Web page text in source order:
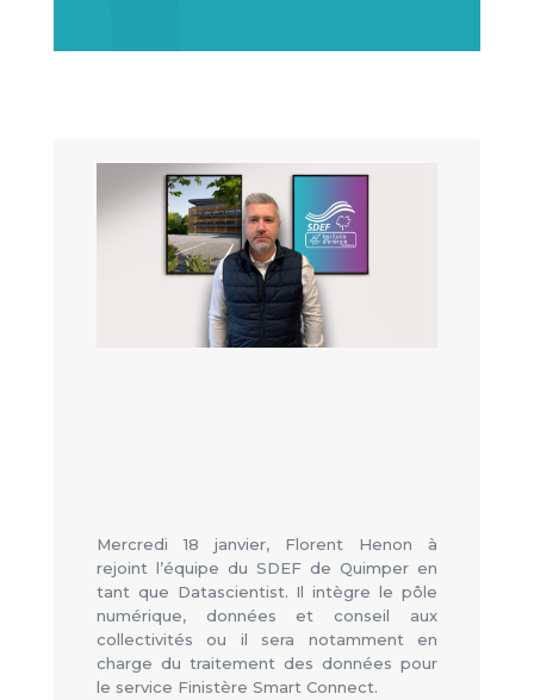
Mercredi 18 janvier, Florent Henon à
rejoint l’équipe du SDEF de Quimper en
tant que Datascientist. Il intègre le pôle
numérique, données et conseil aux
collectivités ou il sera notamment en
charge du traitement des données pour
le service Finistère Smart Connect.